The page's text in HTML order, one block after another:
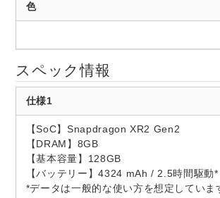
色
スペック情報
仕様1
【SoC】Snapdragon XR2 Gen2
【DRAM】8GB
【基本容量】128GB
【バッテリー】4324 mAh / 2.5時間駆動*
*データは一般的な使い方を想定していま